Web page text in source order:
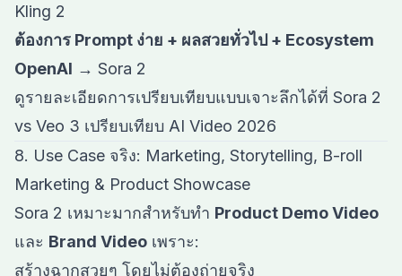
Kling 2
ต้องการ Prompt ง่าย + ผลสวยทั่วไป + Ecosystem
OpenAI → Sora 2
ดูรายละเอียดการเปรียบเทียบแบบเจาะลึกได้ที่ Sora 2
vs Veo 3 เปรียบเทียบ AI Video 2026
8. Use Case จริง: Marketing, Storytelling, B-roll
Marketing & Product Showcase
Sora 2 เหมาะมากสำหรับทำ Product Demo Video
และ Brand Video เพราะ:
สร้างฉากสวยๆ โดยไม่ต้องถ่ายจริง